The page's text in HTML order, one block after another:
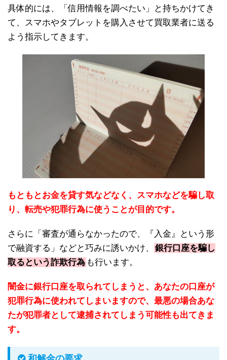
具体的には、「信用情報を調べたい」と持ちかけてき
て、スマホやタブレットを購入させて買取業者に送る
よう指示してきます。
もともとお金を貸す気などなく、スマホなどを騙し取
り、転売や犯罪行為に使うことが目的です。
さらに「審査が通らなかったので、『入金』という形
で融資する」などと巧みに誘いかけ、
銀行口座を騙し
取るという詐欺行為 も行います。
闇金に銀行口座を取られてしまうと、あなたの口座が
犯罪行為に使われてしまいますので、最悪の場合あな
たが犯罪者として逮捕されてしまう可能性も出てきま
す。